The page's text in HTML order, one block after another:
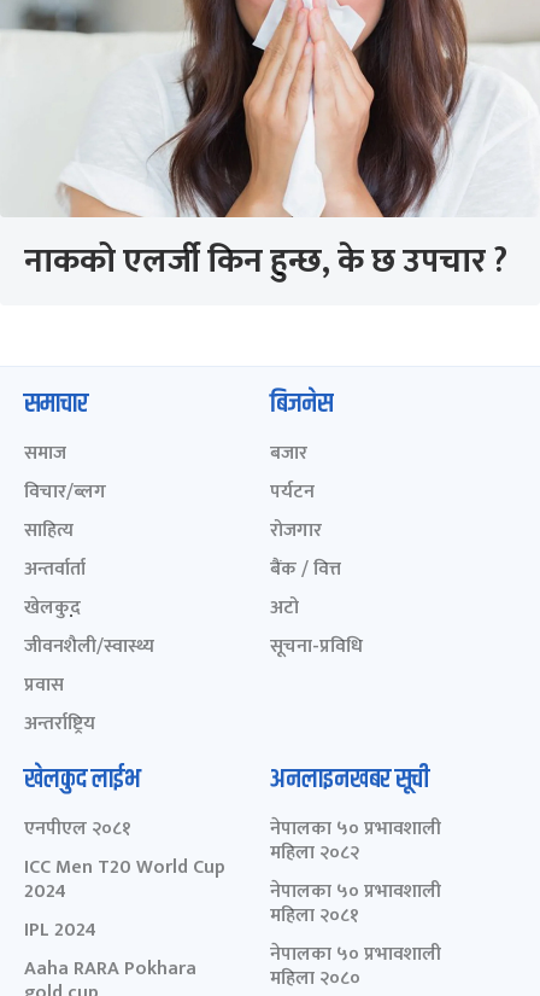
नाकको एलर्जी किन हुन्छ, के छ उपचार ?
समाचार
समाज
विचार/ब्लग
साहित्य
अन्तर्वार्ता
खेलकुद़़
जीवनशैली/स्वास्थ्य
प्रवास
अन्तर्राष्ट्रिय
बिजनेस
बजार
पर्यटन
रोजगार
बैंक / वित्त
अटो
सूचना-प्रविधि
खेलकुद लाईभ
एनपीएल २०८१
ICC Men T20 World Cup
2024
IPL 2024
Aaha RARA Pokhara
अनलाइनखबर सूची
नेपालका ५० प्रभावशाली
महिला २०८२
नेपालका ५० प्रभावशाली
महिला २०८१
नेपालका ५० प्रभावशाली
महिला २०८०